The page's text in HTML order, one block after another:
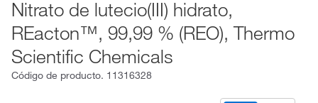
Nitrato de lutecio(III) hidrato,
REacton™, 99,99 % (REO), Thermo
Scientific Chemicals
Código de producto. 11316328